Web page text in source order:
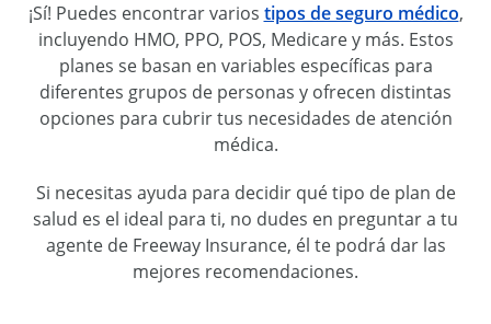
¡Sí! Puedes encontrar varios tipos de seguro médico,
incluyendo HMO, PPO, POS, Medicare y más. Estos
planes se basan en variables específicas para
diferentes grupos de personas y ofrecen distintas
opciones para cubrir tus necesidades de atención
médica.
Si necesitas ayuda para decidir qué tipo de plan de
salud es el ideal para ti, no dudes en preguntar a tu
agente de Freeway Insurance, él te podrá dar las
mejores recomendaciones.